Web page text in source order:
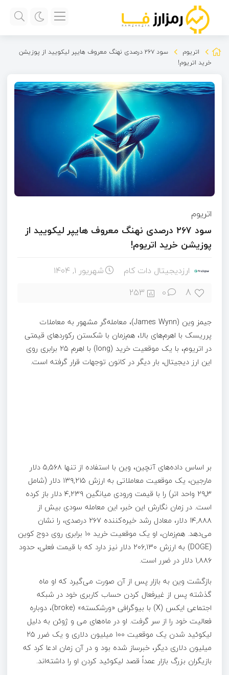
اتریوم
سود ۲۶۷ درصدی نهنگ معروف هایپر لیکویید از پوزیشن
خرید اتریوم!
اتریوم
سود ۲۶۷ درصدی نهنگ معروف هایپر لیکویید از
پوزیشن خرید اتریوم!
ارزدیجیتال دات کام شهریور ۱, ۱۴۰۴
8
0
253
جیمز وین (James Wynn)، معامله‌گر مشهور به معاملات
پرریسک با اهرم‌های بالا، هم‌زمان با شکستن رکوردهای قیمتی
در اتریوم، با یک موقعیت خرید (long) با اهرم ۲۵ برابری روی
این ارز دیجیتال، بار دیگر در کانون توجهات قرار گرفته است.
بر اساس داده‌های آنچین، وین با استفاده از تنها ۵,۵۶۸ دلار
مارجین، یک موقعیت معاملاتی به ارزش ۱۳۹,۲۱۵ دلار (شامل
۲۹٬۳ واحد اتر) را با قیمت ورودی میانگین ۴,۲۳۹ دلار باز کرده
است. در زمان نگارش این خبر، این معامله سودی بیش از
۱۴,۸۸۸ دلار، معادل رشد خیره‌کننده ۲۶۷ درصدی، را نشان
می‌دهد. هم‌زمان، او یک موقعیت خرید ۱۰ برابری روی دوج‌ کوین
(DOGE) به ارزش ۲۰۶,۱۳۰ دلار نیز دارد که با قیمت فعلی، حدود
۱,۸۸۶ دلار در ضرر است.
بازگشت وین به بازار پس از آن صورت می‌گیرد که او ماه
گذشته پس از غیرفعال کردن حساب کاربری خود در شبکه
اجتماعی ایکس (X) با بیوگرافی «ورشکسته» (broke)، دوباره
فعالیت خود را از سر گرفت. او در ماه‌های می و ژوئن به دلیل
لیکوئید شدن یک موقعیت ۱۰۰ میلیون دلاری و یک ضرر ۲۵
میلیون دلاری دیگر، خبرساز شده بود و در آن زمان ادعا کرد که
بازیگران بزرگ بازار عمداً قصد لیکوئید کردن او را داشته‌اند.